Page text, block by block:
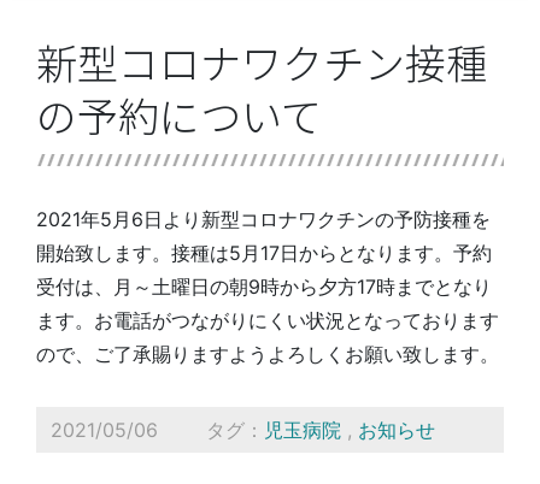
新型コロナワクチン接種
の予約について
2021年5月6日より新型コロナワクチンの予防接種を
開始致します。接種は5月17日からとなります。予約
受付は、月～土曜日の朝9時から夕方17時までとなり
ます。お電話がつながりにくい状況となっております
ので、ご了承賜りますようよろしくお願い致します。
2021/05/06 タグ： 児玉病院 , お知らせ